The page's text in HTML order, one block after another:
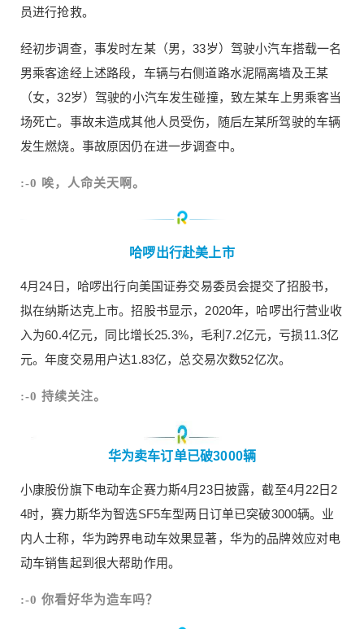
员进行抢救。
经初步调查，事发时左某（男，33岁）驾驶小汽车搭载一名
男乘客途经上述路段，车辆与右侧道路水泥隔离墙及王某
（女，32岁）驾驶的小汽车发生碰撞，致左某车上男乘客当
场死亡。事故未造成其他人员受伤，随后左某所驾驶的车辆
发生燃烧。事故原因仍在进一步调查中。
:-0 唉，人命关天啊。
哈啰出行赴美上市
4月24日，哈啰出行向美国证券交易委员会提交了招股书，
拟在纳斯达克上市。招股书显示，2020年，哈啰出行营业收
入为60.4亿元，同比增长25.3%，毛利7.2亿元，亏损11.3亿
元。年度交易用户达1.83亿，总交易次数52亿次。
:-0 持续关注。
华为卖车订单已破3000辆
小康股份旗下电动车企赛力斯4月23日披露，截至4月22日2
4时，赛力斯华为智选SF5车型两日订单已突破3000辆。业
内人士称，华为跨界电动车效果显著，华为的品牌效应对电
动车销售起到很大帮助作用。
:-0 你看好华为造车吗？
在纳斯达克上市。招股书显示，2020年，哈啰出行
元，亏损11.3亿元。年度交易用户达1.83亿，总交
易次数52亿次。 :-0 持续关注。 华为卖车订单已破3
000辆 小康股份旗下电动车企赛力斯4月23日披露，
截至4月22日24时，赛力斯华为智选SF5车型两日订
单已突破3000辆。业内人士称，华为跨界电动车效
果显著，华为的品牌效应对电动车销售起到很大帮
助作用。 :-0 你看好华为造车吗？ 盒马今年将新开1
大力发展X会员店，今年将新开10家盒马X会员店。
浦东新区盒马X会员店内，视听品类门店——“盒睛
睛”开业，盒品牌又添新丁。盒马方面表示，这是多
元化探索的开端，除了生鲜，盒马拥有全品类竞争
力。 :-0 对标山姆和Costco？ 投融快讯 青瓷数码是
一家专业从事网络游戏研发、运营的科技公司。近
日，吉比特发布公告披露决定将手中持有的青瓷数
互娱）和B站。此次转让总价3.03亿元。 瑞龙诺赋
为微创外科领域提供全新一代的机器人及数字化、
智能化解决方案，致力于构建一个围绕手术室的微
创和数字化的技术平台和生态圈。近日宣布顺利完
成数亿人民币的A轮融资。 矽典微致力于实现射频
技术的智能化，专注于研发高性能无线技术相关芯
片，产品广泛适用于毫米波传感器、下一代移动通
信、卫星通信等无线领域。近日宣布完成近亿元A轮